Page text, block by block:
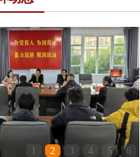
1 2 3 4 5
6